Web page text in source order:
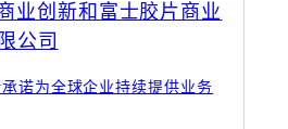
业创新和富士胶片商业
公司
诺为全球企业持续提供业务